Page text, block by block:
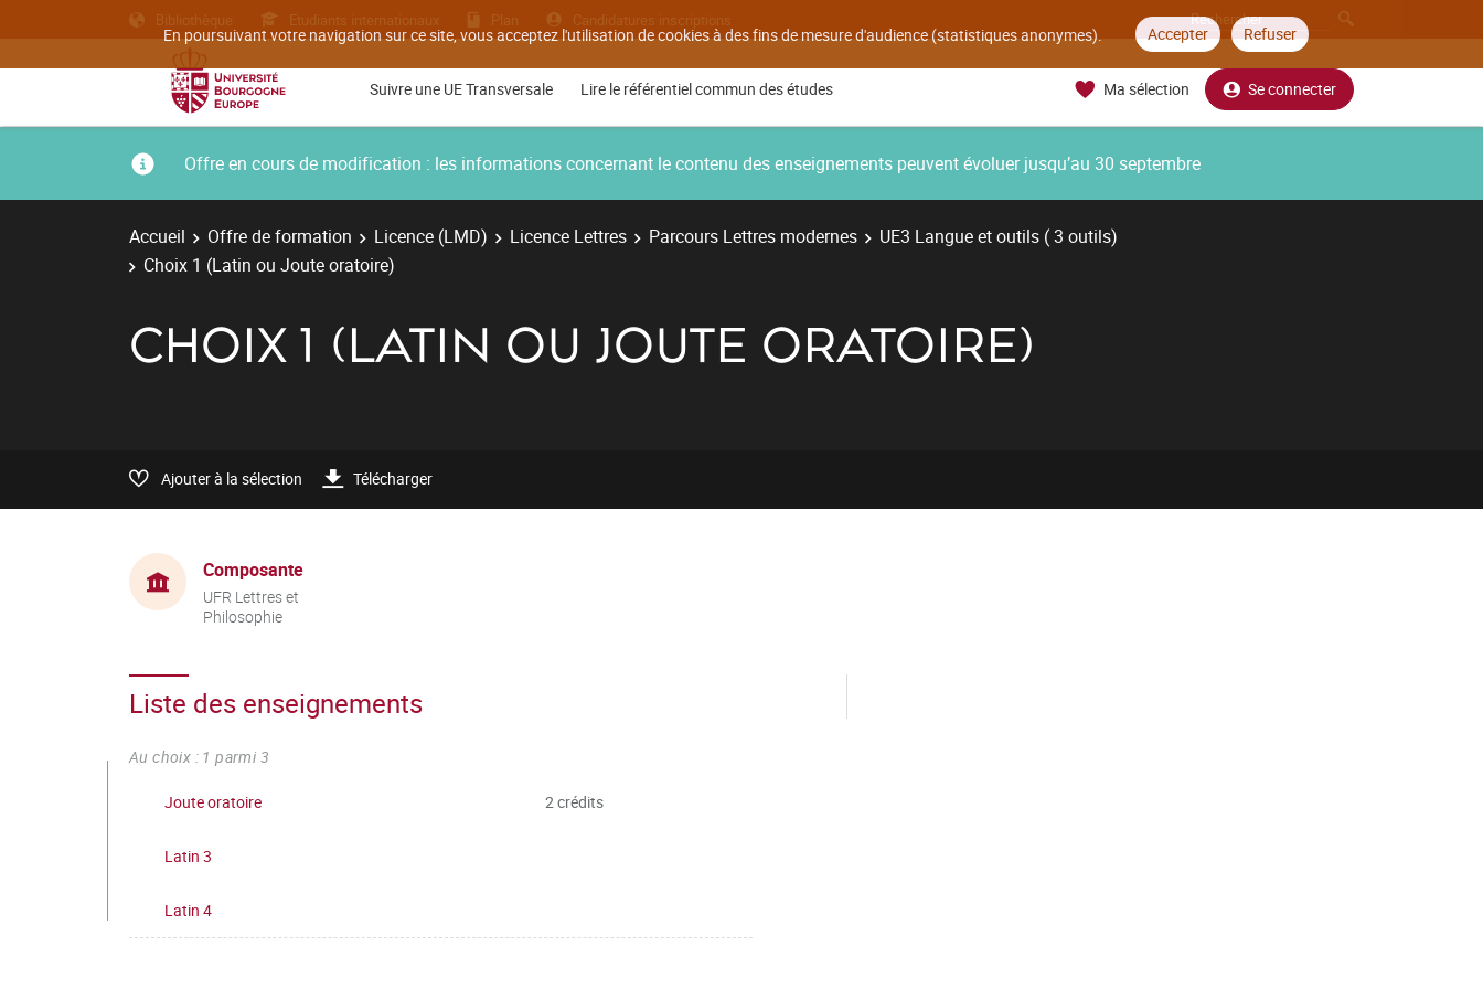
En poursuivant votre navigation sur ce site, vous acceptez l'utilisation de cookies à des fins de mesure d'audience (statistiques anonymes). Accepter Refuser
Bibliothèque Etudiants internationaux Plan Candidatures inscriptions
Suivre une UE Transversale Lire le référentiel commun des études Ma sélection Se connecter
Offre en cours de modification : les informations concernant le contenu des enseignements peuvent évoluer jusqu’au 30 septembre
Accueil Offre de formation Licence (LMD) Licence Lettres Parcours Lettres modernes
UE3 Langue et outils ( 3 outils)
Choix 1 (Latin ou Joute oratoire)
CHOIX 1 (LATIN OU JOUTE ORATOIRE)
Ajouter à la sélection Télécharger
Composante
UFR Lettres et
Philosophie
Liste des enseignements
Au choix : 1 parmi 3
Joute oratoire 2 crédits
Latin 3
Latin 4